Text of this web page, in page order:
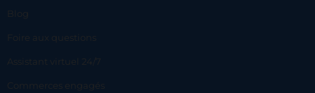
Blog
Foire aux questions
Assistant virtuel 24/7
Commerces engagés